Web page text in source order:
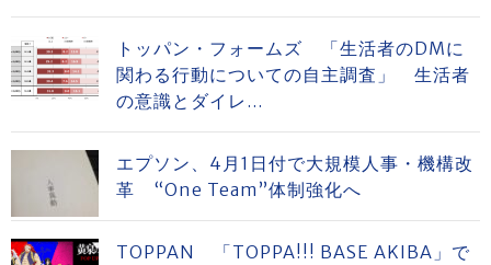
トッパン・フォームズ 「生活者のDMに
関わる行動についての自主調査」 生活者
の意識とダイレ...
エプソン、4月1日付で大規模人事・機構改
革 “One Team”体制強化へ
TOPPAN 「TOPPA!!! BASE AKIBA」で